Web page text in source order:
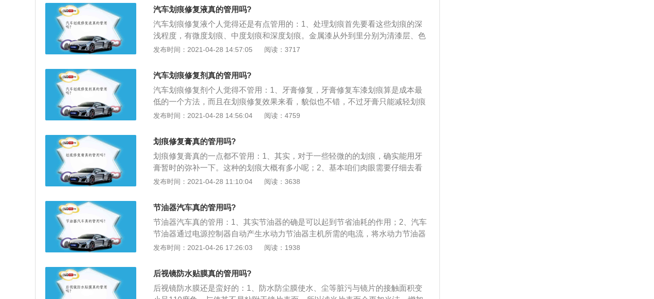
主要的优点是可以随时对车辆实施动态的控制，从而提高调度的管理能力，协助
公安机关打击违法犯罪行为，提高办事效率。其缺点就是个人的隐私很容易被泄
漏，如果遭到有人恶意泄漏个人的行踪，就不利于车主的安全。当然GPS定位系
统还是非常有利于我们平时的出行的，只需要输入出发地和目的地系统就会自动
定位，规划出合适的路线，非常的便捷省时。
汽车划痕修复液真的管用吗?
汽车划痕修复液个人觉得还是有点管用的：1、处理划痕首先要看这些划痕的深
浅程度，有微度划痕、中度划痕和深度划痕。金属漆从外到里分别为清漆层、色
漆层和底漆层；2、微度划痕指表面漆被轻微刮伤，划痕穿过清漆层并已经伤及
车，常常因为洗车工的操作不规范而划伤漆面，造成微度划痕，处理掉这些划痕
所花的钱会更多，得不偿失；3、中度划痕指，穿过清漆层和色漆层但未伤及底
漆层，这种划痕一般是被利器划伤；4、深度划痕不仅穿过了清漆层和色漆层，
而且底漆层也被刮透，可见车身外壳的里层表面，这种划痕只能通过重新喷漆来
解决。
发布时间：2021-04-28 14:57:05 阅读：3717
汽车划痕修复剂真的管用吗?
汽车划痕修复剂个人觉得不管用：1、牙膏修复，牙膏修复车漆划痕算是成本最
低的一个方法，而且在划痕修复效果来看，貌似也不错，不过牙膏只能减轻划痕
印记，实际划痕印记还是会在那里，并不会填补上划痕；2、指甲油，指甲油的
指甲油，在视觉上可以减轻划痕，不过没有起到真正的修复效果；3、补漆笔，
补漆笔相信很多车主都有用过，同样是对划痕起到一个简单的填补效果，时间久
了可能会掉落。不过现在有一种补漆笔套装购买，不过套装产品相比之前单一的
补漆笔，修复过程繁杂了一点，不过能够处理较大面积、较深的划痕。
发布时间：2021-04-28 14:56:04 阅读：4759
划痕修复膏真的管用吗?
划痕修复膏真的一点都不管用：1、其实，对于一些轻微的的划痕，确实能用牙
膏暂时的弥补一下。这种的划痕大概有多小呢；2、基本咱们肉眼需要仔细去看
才能看清，或者利用反光原理，反光去看的时候才能看清的小划痕，用牙膏涂抹
以非常明显的被填平；3、这种划痕是咱们车漆最外面的清漆层被划伤，利用牙
膏里的研磨剂成分可以填平，再加上牙膏中的保湿剂，可以让牙膏膏体具有光
泽，跟车漆面的颜色融为一体；4、所以无论什么颜色的车漆，利用牙膏来处理
这种只破坏了清漆层的轻微的划痕，都是可以的。
发布时间：2021-04-28 11:10:04 阅读：3638
节油器汽车真的管用吗?
节油器汽车真的管用：1、其实节油器的确是可以起到节省油耗的作用；2、汽车
节油器通过电源控制器自动产生水动力节油器主机所需的电流，将水动力节油器
主机内的水电离分解成氢气和氧气；3、经安全隔离供水器及管路将氢、氧混合
发布时间：2021-04-26 17:26:03 阅读：1938
后视镜防水贴膜真的管用吗?
后视镜防水膜还是蛮好的：1、防水防尘膜使水、尘等脏污与镜片的接触面积变